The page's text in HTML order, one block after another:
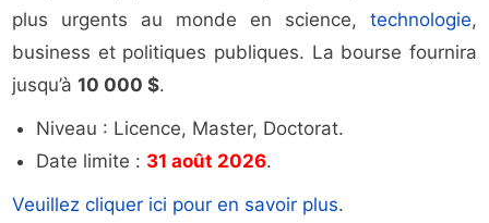
plus urgents au monde en science, technologie,
business et politiques publiques. La bourse fournira
jusqu’à10 000 $.
Niveau : Licence, Master, Doctorat.
Date limite : 31 août 2026.
Veuillez cliquer ici pour en savoir plus.